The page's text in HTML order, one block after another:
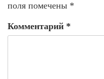
поля помечены *
Комментарий *